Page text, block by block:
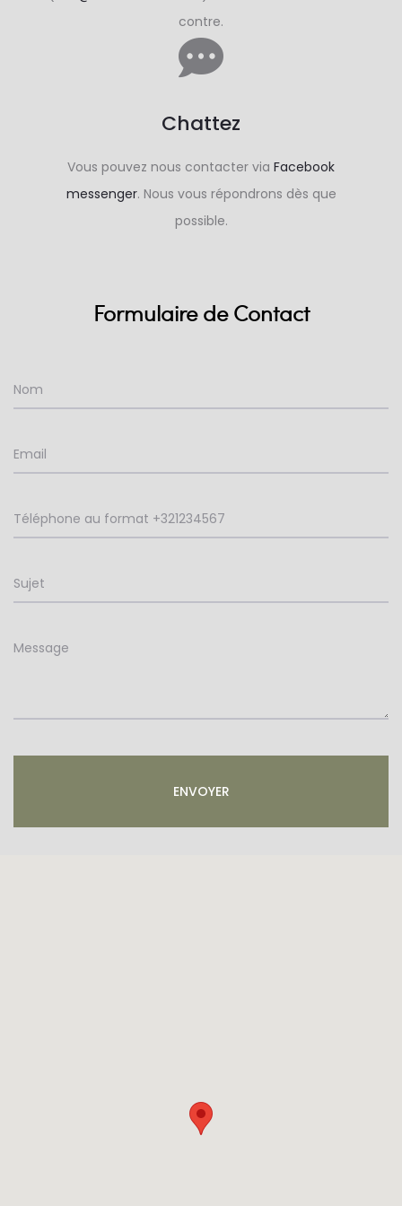
contre.
Chattez
Vous pouvez nous contacter via Facebook
messenger. Nous vous répondrons dès que
possible.
Formulaire de Contact